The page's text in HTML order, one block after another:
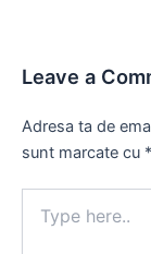
Leave a
Adresa ta de
sunt marcate cu *
here..